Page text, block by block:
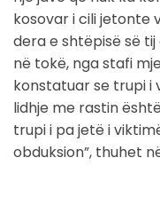
kosovar i cili jetonte
dera e shtëpisë së
në tokë, nga stafi
konstatuar se trupi i
lidhje me rastin
trupi i pa jetë i
obduksion”, thuhet